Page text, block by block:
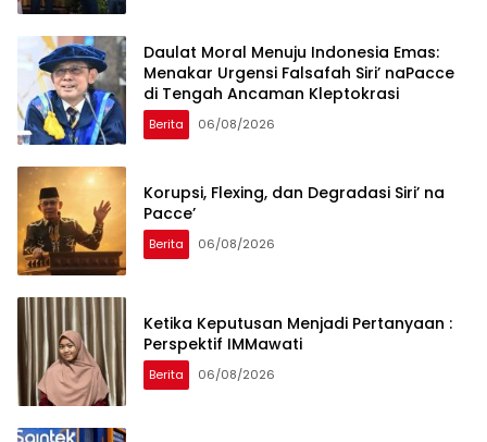
Daulat Moral Menuju Indonesia Emas:
Menakar Urgensi Falsafah Siri’ naPacce
di Tengah Ancaman Kleptokrasi
Berita 06/08/2026
Korupsi, Flexing, dan Degradasi Siri’ na
Pacce’
Berita 06/08/2026
Ketika Keputusan Menjadi Pertanyaan :
Perspektif IMMawati
Berita 06/08/2026